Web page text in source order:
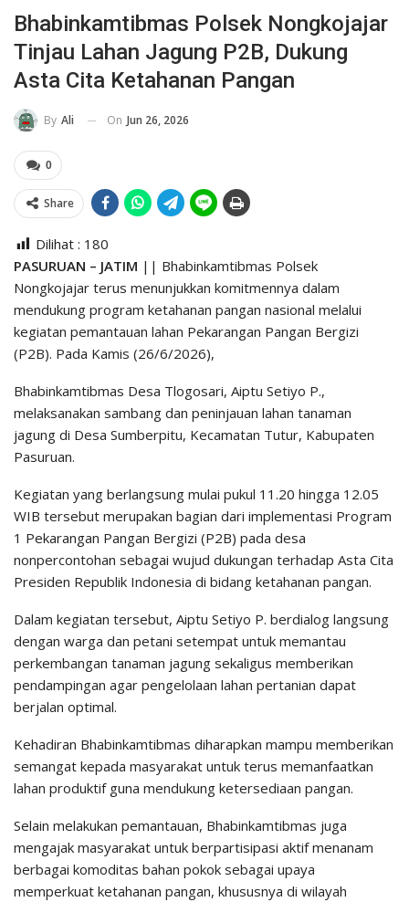
Bhabinkamtibmas Polsek Nongkojajar
Tinjau Lahan Jagung P2B, Dukung
Asta Cita Ketahanan Pangan
By Ali On Jun 26, 2026
0
Share
Dilihat : 180
PASURUAN – JATIM || Bhabinkamtibmas Polsek
Nongkojajar terus menunjukkan komitmennya dalam
mendukung program ketahanan pangan nasional melalui
kegiatan pemantauan lahan Pekarangan Pangan Bergizi
(P2B). Pada Kamis (26/6/2026),
Bhabinkamtibmas Desa Tlogosari, Aiptu Setiyo P.,
melaksanakan sambang dan peninjauan lahan tanaman
jagung di Desa Sumberpitu, Kecamatan Tutur, Kabupaten
Pasuruan.
Kegiatan yang berlangsung mulai pukul 11.20 hingga 12.05
WIB tersebut merupakan bagian dari implementasi Program
1 Pekarangan Pangan Bergizi (P2B) pada desa
nonpercontohan sebagai wujud dukungan terhadap Asta Cita
Presiden Republik Indonesia di bidang ketahanan pangan.
Dalam kegiatan tersebut, Aiptu Setiyo P. berdialog langsung
dengan warga dan petani setempat untuk memantau
perkembangan tanaman jagung sekaligus memberikan
pendampingan agar pengelolaan lahan pertanian dapat
berjalan optimal.
Kehadiran Bhabinkamtibmas diharapkan mampu memberikan
semangat kepada masyarakat untuk terus memanfaatkan
lahan produktif guna mendukung ketersediaan pangan.
Selain melakukan pemantauan, Bhabinkamtibmas juga
mengajak masyarakat untuk berpartisipasi aktif menanam
berbagai komoditas bahan pokok sebagai upaya
memperkuat ketahanan pangan, khususnya di wilayah